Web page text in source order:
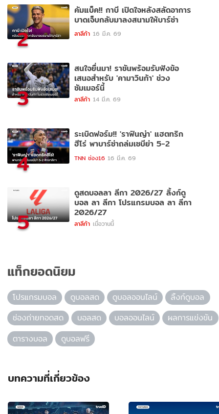
2
คัมแบ็ค!! กาบี เปิดใจหลังสลัดอาการ
บาดเจ็บกลับมาลงสนามให้บาร์ซ่า
ลาลีก้า 16 มี.ค. 69
3
สนใจยื่นมา! ราชันพร้อมรับฟังข้อ
เสนอสำหรับ 'คามาวินก้า' ช่วง
ซัมเมอร์นี้
ลาลีก้า 14 มี.ค. 69
4
ระเบิดฟอร์ม!! 'ราฟินญ่า' แฮตทริก
ฮีโร่ พาบาร์ซ่าถล่มเซบีย่า 5-2
TNN ช่อง16 16 มี.ค. 69
5
ดูสดบอลลา ลีกา 2026/27 ลิ้งก์ดู
บอล ลา ลีกา โปรแกรมบอล ลา ลีกา
2026/27
ลาลีก้า เมื่อวานนี้
แท็กยอดนิยม
โปรแกรมบอล ดูบอลสด ดูบอลออนไลน์
ลิ้งก์ดูบอล
ช่องถ่ายทอดสด
บอลสด บอลออนไลน์
ผลการแข่งขัน
ตารางบอล
ดูบอลฟรี
บทความที่เกี่ยวข้อง